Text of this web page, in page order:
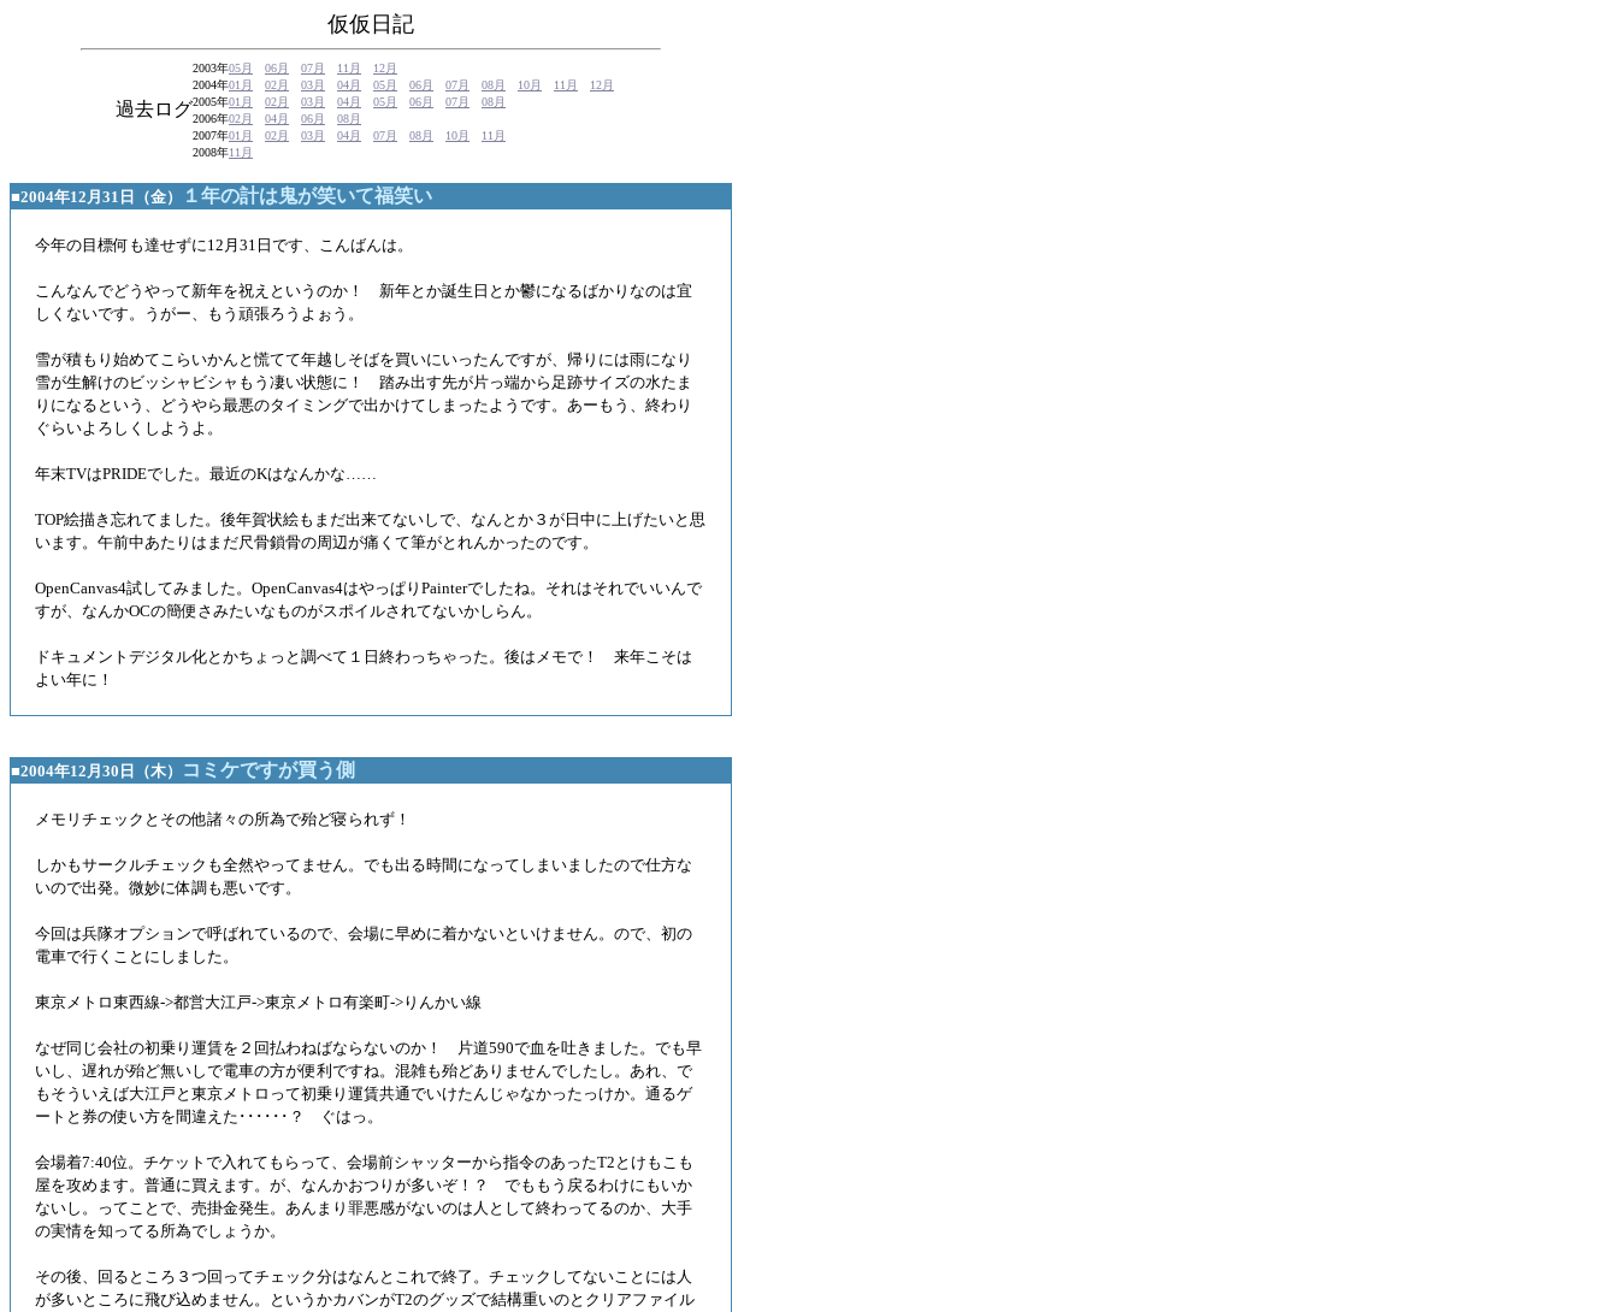
仮仮日記
過去ログ
2003年05月 06月 07月 11月
12月
2004年01月 02月 03月 04月 05月 06月 07月 08月 10月 11月
12月
2005年01月 02月 03月 04月 05月 06月 07月
08月
2006年02月 04月 06月
08月
2007年01月 02月 03月 04月 07月 08月 10月
11月
2008年11月
■2004年12月31日（金） １年の計は鬼が笑いて福笑い
今年の目標何も達せずに12月31日です、こんばんは。
こんなんでどうやって新年を祝えというのか！ 新年とか誕生日とか鬱になるばかりなのは宜
しくないです。うがー、もう頑張ろうよぉう。
雪が積もり始めてこらいかんと慌てて年越しそばを買いにいったんですが、帰りには雨になり
雪が生解けのビッシャビシャもう凄い状態に！ 踏み出す先が片っ端から足跡サイズの水たま
りになるという、どうやら最悪のタイミングで出かけてしまったようです。あーもう、終わり
ぐらいよろしくしようよ。
年末TVはPRIDEでした。最近のKはなんかな……
TOP絵描き忘れてました。後年賀状絵もまだ出来てないしで、なんとか３が日中に上げたいと思
います。午前中あたりはまだ尺骨鎖骨の周辺が痛くて筆がとれんかったのです。
OpenCanvas4試してみました。OpenCanvas4はやっぱりPainterでしたね。それはそれでいいんで
すが、なんかOCの簡便さみたいなものがスポイルされてないかしらん。
ドキュメントデジタル化とかちょっと調べて１日終わっちゃった。後はメモで！ 来年こそは
よい年に！
■2004年12月30日（木） コミケですが買う側
メモリチェックとその他諸々の所為で殆ど寝られず！
しかもサークルチェックも全然やってません。でも出る時間になってしまいましたので仕方な
いので出発。微妙に体調も悪いです。
今回は兵隊オプションで呼ばれているので、会場に早めに着かないといけません。ので、初の
電車で行くことにしました。
東京メトロ東西線->都営大江戸->東京メトロ有楽町->りんかい線
なぜ同じ会社の初乗り運賃を２回払わねばならないのか！ 片道590で血を吐きました。でも早
いし、遅れが殆ど無いしで電車の方が便利ですね。混雑も殆どありませんでしたし。あれ、で
もそういえば大江戸と東京メトロって初乗り運賃共通でいけたんじゃなかったっけか。通るゲ
ートと券の使い方を間違えた･･････？ ぐはっ。
会場着7:40位。チケットで入れてもらって、会場前シャッターから指令のあったT2とけもこも
屋を攻めます。普通に買えます。が、なんかおつりが多いぞ！？ でももう戻るわけにもいか
ないし。ってことで、売掛金発生。あんまり罪悪感がないのは人として終わってるのか、大手
の実情を知ってる所為でしょうか。
その後、回るところ３つ回ってチェック分はなんとこれで終了。チェックしてないことには人
が多いところに飛び込めません。というかカバンがT2のグッズで結構重いのとクリアファイル